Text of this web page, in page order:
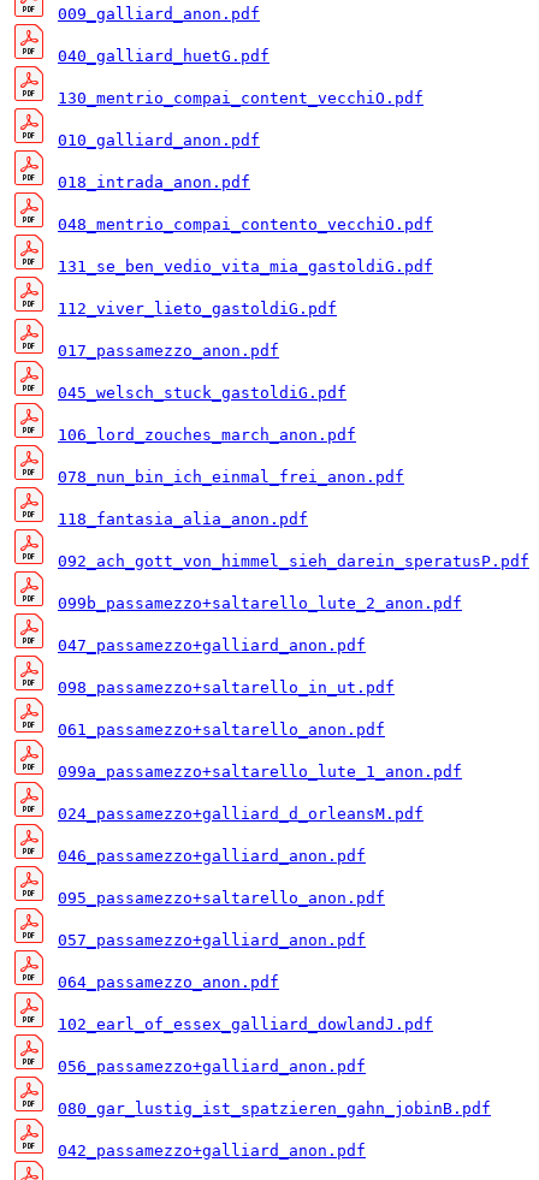
009_galliard_anon.pdf
040_galliard_huetG.pdf
130_mentrio_compai_content_vecchiO.pdf
010_galliard_anon.pdf
018_intrada_anon.pdf
048_mentrio_compai_contento_vecchiO.pdf
131_se_ben_vedio_vita_mia_gastoldiG.pdf
112_viver_lieto_gastoldiG.pdf
017_passamezzo_anon.pdf
045_welsch_stuck_gastoldiG.pdf
106_lord_zouches_march_anon.pdf
078_nun_bin_ich_einmal_frei_anon.pdf
118_fantasia_alia_anon.pdf
092_ach_gott_von_himmel_sieh_darein_speratusP.pdf
099b_passamezzo+saltarello_lute_2_anon.pdf
047_passamezzo+galliard_anon.pdf
098_passamezzo+saltarello_in_ut.pdf
061_passamezzo+saltarello_anon.pdf
099a_passamezzo+saltarello_lute_1_anon.pdf
024_passamezzo+galliard_d_orleansM.pdf
046_passamezzo+galliard_anon.pdf
095_passamezzo+saltarello_anon.pdf
057_passamezzo+galliard_anon.pdf
064_passamezzo_anon.pdf
102_earl_of_essex_galliard_dowlandJ.pdf
056_passamezzo+galliard_anon.pdf
080_gar_lustig_ist_spatzieren_gahn_jobinB.pdf
042_passamezzo+galliard_anon.pdf